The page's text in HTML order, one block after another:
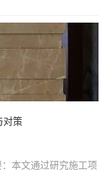
应用价值。主要介绍
关控制的技术措施。
点、施工机具及劳动
对策
本文通过研究施工项